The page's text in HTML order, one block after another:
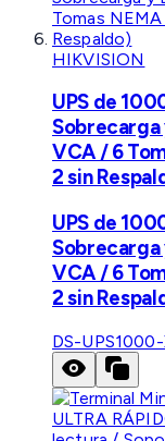
HIKVISION
UPS de
Sobrecarga
VCA / 6
2 sin
UPS de
Sobrecarga
VCA / 6
2 sin
DS-